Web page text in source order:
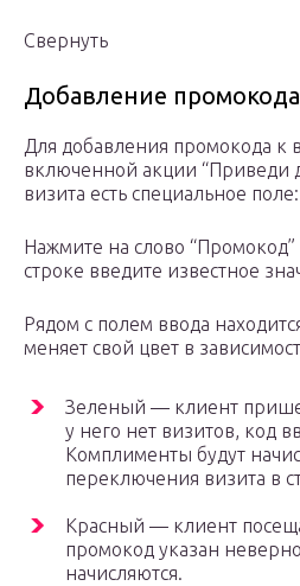
Свернуть
Добавление
Для добавления промокода к
включенной акции “Приведи
визита есть специальное поле:
Нажмите на слово
строке введите известное
Рядом с полем ввода
меняет свой цвет в
Зеленый — клиент
у него нет визитов, код
Комплименты будут
переключения визита в
Красный — клиент
промокод указан
начисляются.